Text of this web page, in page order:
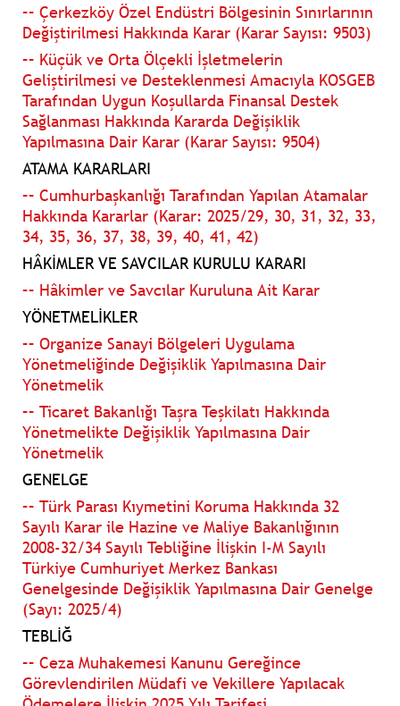
–– Çerkezköy Özel Endüstri Bölgesinin Sınırlarının
Değiştirilmesi Hakkında Karar (Karar Sayısı: 9503)
–– Küçük ve Orta Ölçekli İşletmelerin
Geliştirilmesi ve Desteklenmesi Amacıyla KOSGEB
Tarafından Uygun Koşullarda Finansal Destek
Sağlanması Hakkında Kararda Değişiklik
Yapılmasına Dair Karar (Karar Sayısı: 9504)
ATAMA KARARLARI
–– Cumhurbaşkanlığı Tarafından Yapılan Atamalar
Hakkında Kararlar (Karar: 2025/29, 30, 31, 32, 33,
34, 35, 36, 37, 38, 39, 40, 41, 42)
HÂKİMLER VE SAVCILAR KURULU KARARI
–– Hâkimler ve Savcılar Kuruluna Ait Karar
YÖNETMELİKLER
–– Organize Sanayi Bölgeleri Uygulama
Yönetmeliğinde Değişiklik Yapılmasına Dair
Yönetmelik
–– Ticaret Bakanlığı Taşra Teşkilatı Hakkında
Yönetmelikte Değişiklik Yapılmasına Dair
Yönetmelik
GENELGE
–– Türk Parası Kıymetini Koruma Hakkında 32
Sayılı Karar ile Hazine ve Maliye Bakanlığının
2008-32/34 Sayılı Tebliğine İlişkin I-M Sayılı
Türkiye Cumhuriyet Merkez Bankası
Genelgesinde Değişiklik Yapılmasına Dair Genelge
(Sayı: 2025/4)
TEBLİĞ
–– Ceza Muhakemesi Kanunu Gereğince
Görevlendirilen Müdafi ve Vekillere Yapılacak